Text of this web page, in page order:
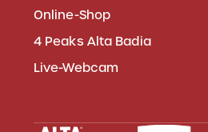
Online-Shop
4 Peaks Alta Badia
Live-Webcam